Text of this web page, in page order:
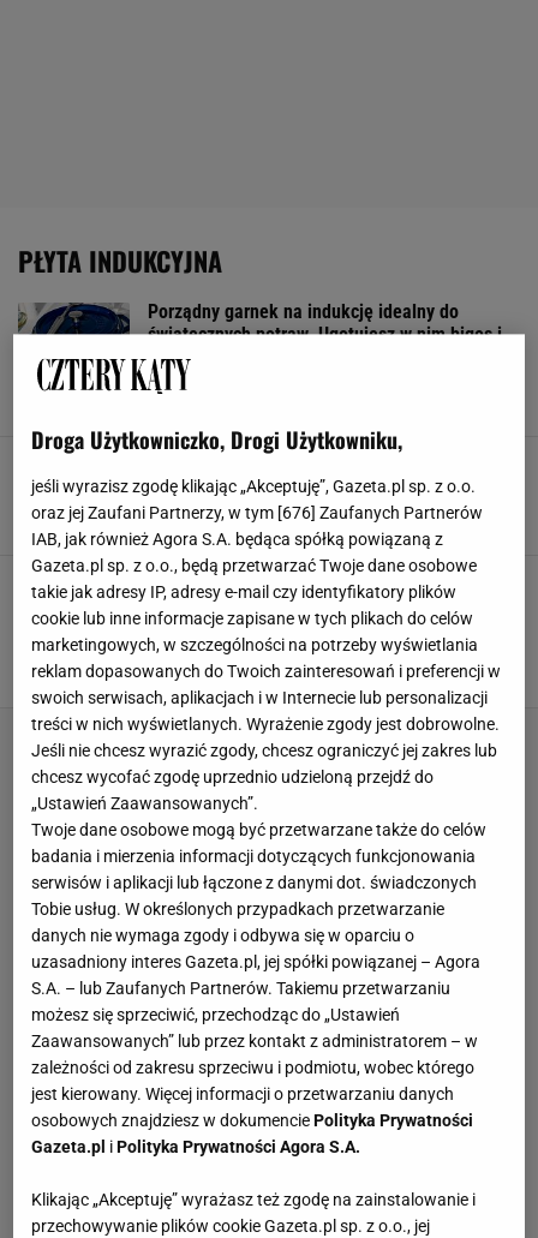
PŁYTA INDUKCYJNA
Porządny garnek na indukcję idealny do
świątecznych potraw. Ugotujesz w nim bigos i
barszcz z uszkami na Wigilię
CHŁOPSKI GARNEK
kuchenne kupisz teraz za ułamek ceny
BOSCH LODÓWKA PŁYTA INDUKCYJNA WYPRZEDAŻ
Jak czyścić płytę indukcyjną? Nie popełniaj
tych błędów, jeśli nie chcesz zniszczyć
urządzenia
JAK CZYŚCIĆ PŁYTĘ INDUKCYJNĄ PORADY
PŁYTA INDUKCYJNA
SPRZĄTANIE
Droga Użytkowniczko, Drogi Użytkowniku,
jeśli wyrazisz zgodę klikając „Akceptuję”, Gazeta.pl sp. z o.o.
oraz jej Zaufani Partnerzy, w tym [676] Zaufanych Partnerów
IAB, jak również Agora S.A. będąca spółką powiązaną z
Gazeta.pl sp. z o.o., będą przetwarzać Twoje dane osobowe
takie jak adresy IP, adresy e-mail czy identyfikatory plików
cookie lub inne informacje zapisane w tych plikach do celów
marketingowych, w szczególności na potrzeby wyświetlania
reklam dopasowanych do Twoich zainteresowań i preferencji w
swoich serwisach, aplikacjach i w Internecie lub personalizacji
treści w nich wyświetlanych. Wyrażenie zgody jest dobrowolne.
Jeśli nie chcesz wyrazić zgody, chcesz ograniczyć jej zakres lub
chcesz wycofać zgodę uprzednio udzieloną przejdź do
„Ustawień Zaawansowanych”.
Twoje dane osobowe mogą być przetwarzane także do celów
badania i mierzenia informacji dotyczących funkcjonowania
serwisów i aplikacji lub łączone z danymi dot. świadczonych
Tobie usług. W określonych przypadkach przetwarzanie
danych nie wymaga zgody i odbywa się w oparciu o
uzasadniony interes Gazeta.pl, jej spółki powiązanej – Agora
S.A. – lub Zaufanych Partnerów. Takiemu przetwarzaniu
możesz się sprzeciwić, przechodząc do „Ustawień
Zaawansowanych” lub przez kontakt z administratorem – w
zależności od zakresu sprzeciwu i podmiotu, wobec którego
jest kierowany. Więcej informacji o przetwarzaniu danych
osobowych znajdziesz w dokumenciePolityka Prywatności
Gazeta.pl iPolityka Prywatności Agora S.A.
Klikając „Akceptuję” wyrażasz też zgodę na zainstalowanie i
przechowywanie plików cookie Gazeta.pl sp. z o.o., jej